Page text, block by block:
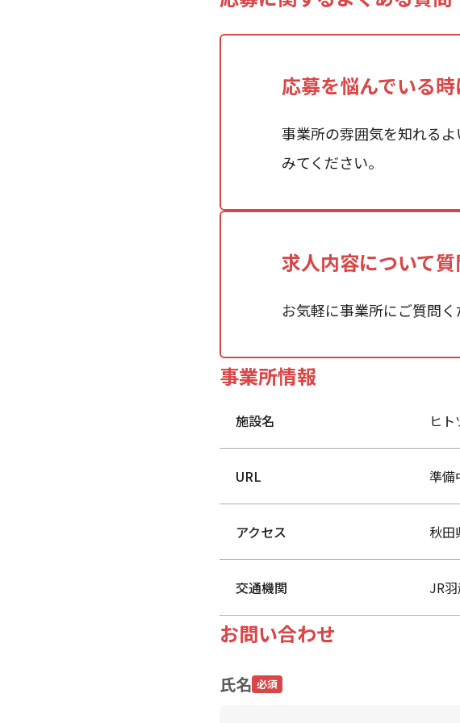
応募を悩んでいる
事業所の雰囲気を知れる
みてください。
求人内容について
お気軽に事業所にご質問く
事業所情報
施設名 ヒ
URL 準備
アクセス 秋田
交通機関 JR
お問い合わせ
氏名 必須